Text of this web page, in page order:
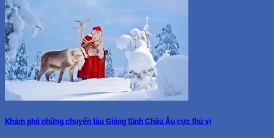
Khám phá những chuyến tàu Giáng Sinh Châu Âu cực thú vị